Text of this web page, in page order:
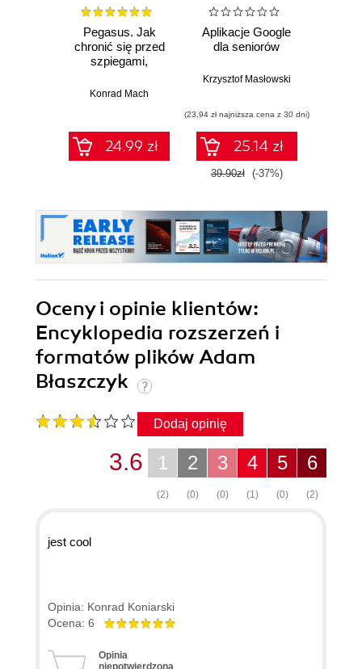
Pegasus. Jak
chronić się przed
szpiegami,
phishingiem,
oszustwami online
Konrad Mach
24.99 zł
Aplikacje Google
dla seniorów
Krzysztof Masłowski
(23,94 zł najniższa cena z 30 dni)
25.14 zł
39.90zł (-37%)
Oceny i opinie klientów:
Encyklopedia rozszerzeń i
formatów plików Adam
Błaszczyk
Dodaj opinię
6
(2)
5
(0)
4
(1)
3
(0)
2
(0)
1
(2)
3.6
jest cool
Opinia: Konrad Koniarski
Ocena: 6
Opinia